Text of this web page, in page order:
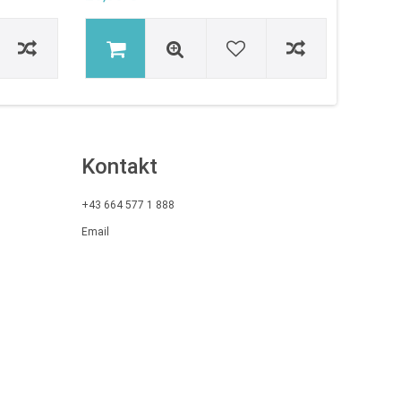
Kontakt
+43 664 577 1 888
Email